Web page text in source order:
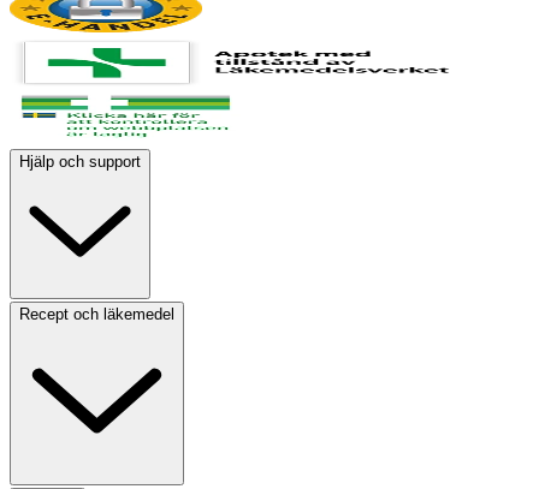
Hjälp och support
Recept och läkemedel